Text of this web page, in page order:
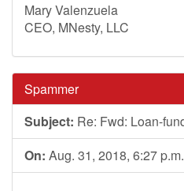
Mary Valenzuela
CEO, MNesty, LLC
Spammer
Subject: Re: Fwd: Loan-
On: Aug. 31, 2018, 6:27 p.m.